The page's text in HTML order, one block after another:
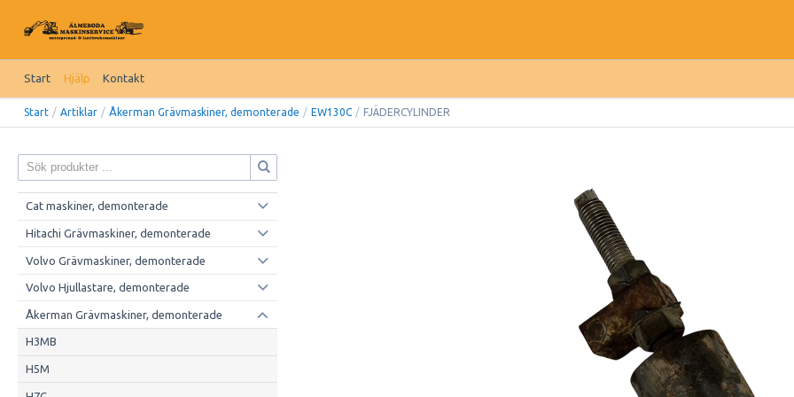
Start Hjälp Kontakt
Start / Artiklar / Åkerman Grävmaskiner, demonterade / EW130C / FJÄDERCYLINDER
Cat maskiner, demonterade
Hitachi Grävmaskiner, demonterade
Volvo Grävmaskiner, demonterade
Volvo Hjullastare, demonterade
Åkerman Grävmaskiner, demonterade
H3MB
H5M